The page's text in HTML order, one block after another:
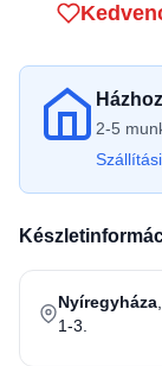
2-5
Nyíregyháza
1-3.